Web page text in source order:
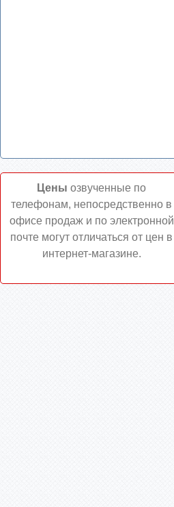
Цены озвученные по
телефонам, непосредственно в
офисе продаж и по электронной
почте могут отличаться от цен в
интернет-магазине.